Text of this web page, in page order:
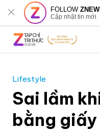
FOLLOW
Cập nhật tin mới
Lifestyle
Sai lầm
bằng giấy